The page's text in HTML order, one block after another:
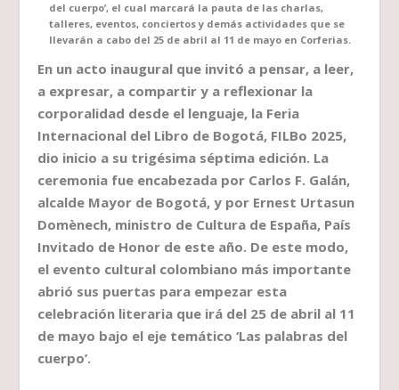
del cuerpo’, el cual marcará la pauta de las charlas,
talleres, eventos, conciertos y demás actividades que se
llevarán a cabo del 25 de abril al 11 de mayo en Corferias.
En un acto inaugural que invitó a pensar, a leer,
a expresar, a compartir y a reflexionar la
corporalidad desde el lenguaje, la Feria
Internacional del Libro de Bogotá, FILBo 2025,
dio inicio a su trigésima séptima edición. La
ceremonia fue encabezada por Carlos F. Galán,
alcalde Mayor de Bogotá, y por Ernest Urtasun
Domènech, ministro de Cultura de España, País
Invitado de Honor de este año. De este modo,
el evento cultural colombiano más importante
abrió sus puertas para empezar esta
celebración literaria que irá del 25 de abril al 11
de mayo bajo el eje temático ‘Las palabras del
cuerpo’.